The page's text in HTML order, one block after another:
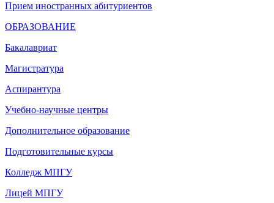
Прием иностранных абитуриентов
ОБРАЗОВАНИЕ
Бакалавриат
Магистратура
Аспирантура
Учебно-научные центры
Дополнительное образование
Подготовительные курсы
Колледж МПГУ
Лицей МПГУ